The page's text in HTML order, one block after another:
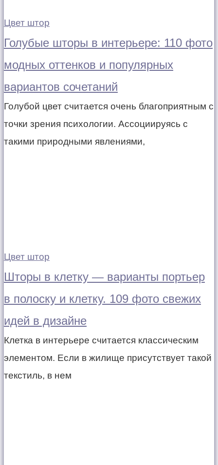
Цвет штор
Голубые шторы в интерьере: 110 фото
модных оттенков и популярных
вариантов сочетаний
Голубой цвет считается очень благоприятным с
точки зрения психологии. Ассоциируясь с
такими природными явлениями,
Цвет штор
Шторы в клетку — варианты портьер
в полоску и клетку. 109 фото свежих
идей в дизайне
Клетка в интерьере считается классическим
элементом. Если в жилище присутствует такой
текстиль, в нем